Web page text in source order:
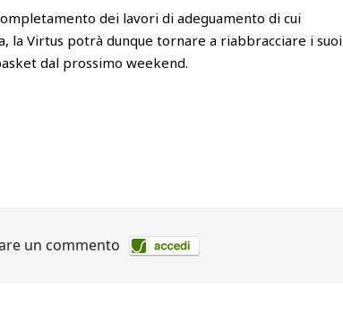
dei lavori di adeguamento di cui
la Virtus potrà dunque tornare a riabbracciare i suoi
dal prossimo weekend.